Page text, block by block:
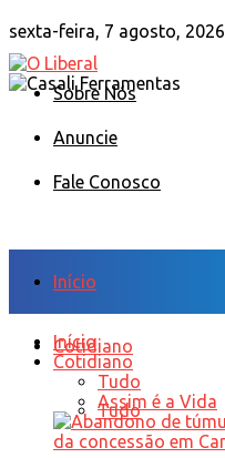
sexta-feira, 7 agosto, 2026
Sobre Nós
Anuncie
Fale Conosco
Início
Cotidiano
Tudo
Início
Cotidiano
Tudo
Assim é a Vida